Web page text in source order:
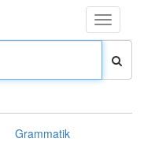
Toggle
Grammatik